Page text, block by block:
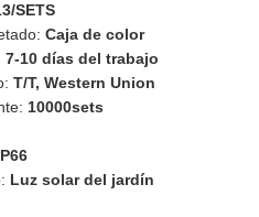
SETS
Caja de color
7-10 días del trabajo
T/T, Western Union
10000sets
Luz solar del jardín